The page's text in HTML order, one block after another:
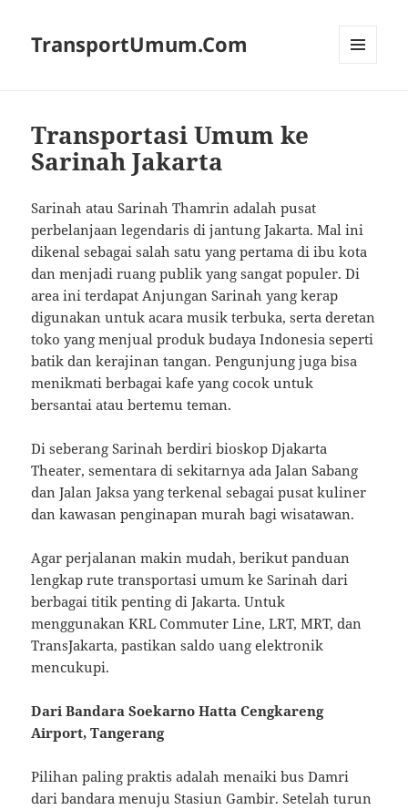
TransportUmum.Com
Transportasi Umum ke
Sarinah Jakarta
Sarinah atau Sarinah Thamrin adalah pusat
perbelanjaan legendaris di jantung Jakarta. Mal ini
dikenal sebagai salah satu yang pertama di ibu kota
dan menjadi ruang publik yang sangat populer. Di
area ini terdapat Anjungan Sarinah yang kerap
digunakan untuk acara musik terbuka, serta deretan
toko yang menjual produk budaya Indonesia seperti
batik dan kerajinan tangan. Pengunjung juga bisa
menikmati berbagai kafe yang cocok untuk
bersantai atau bertemu teman.
Di seberang Sarinah berdiri bioskop Djakarta
Theater, sementara di sekitarnya ada Jalan Sabang
dan Jalan Jaksa yang terkenal sebagai pusat kuliner
dan kawasan penginapan murah bagi wisatawan.
Agar perjalanan makin mudah, berikut panduan
lengkap rute transportasi umum ke Sarinah dari
berbagai titik penting di Jakarta. Untuk
menggunakan KRL Commuter Line, LRT, MRT, dan
TransJakarta, pastikan saldo uang elektronik
mencukupi.
Dari Bandara Soekarno Hatta Cengkareng
Airport, Tangerang
Pilihan paling praktis adalah menaiki bus Damri
dari bandara menuju Stasiun Gambir. Setelah turun